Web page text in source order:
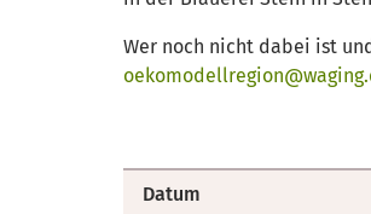
Wer noch nicht dabei ist
Datum